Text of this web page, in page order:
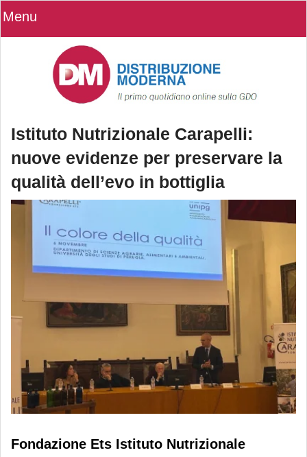
Menu
Istituto Nutrizionale Carapelli:
nuove evidenze per preservare la
qualità dell’evo in bottiglia
Istituto Nutrizionale Carapelli: nuove
Fondazione Ets Istituto Nutrizionale